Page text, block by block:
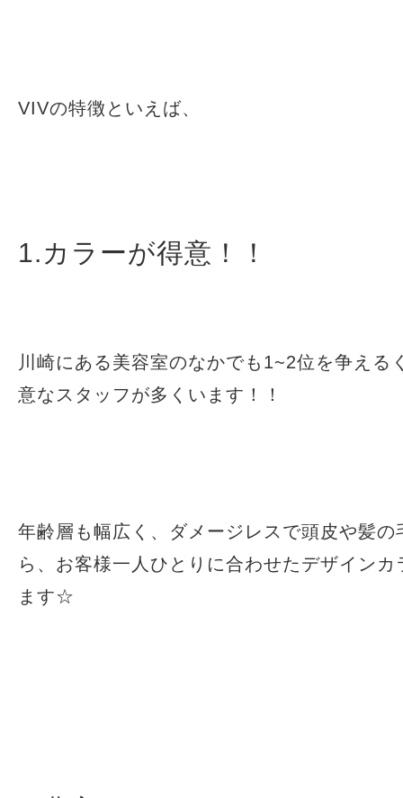
VIVの特徴といえば、
1.カラーが得意！！
川崎にある美容室のなかでも1~2位を争える
意なスタッフが多くいます！！
年齢層も幅広く、ダメージレスで頭皮や髪の
ら、お客様一人ひとりに合わせたデザイン
ます☆